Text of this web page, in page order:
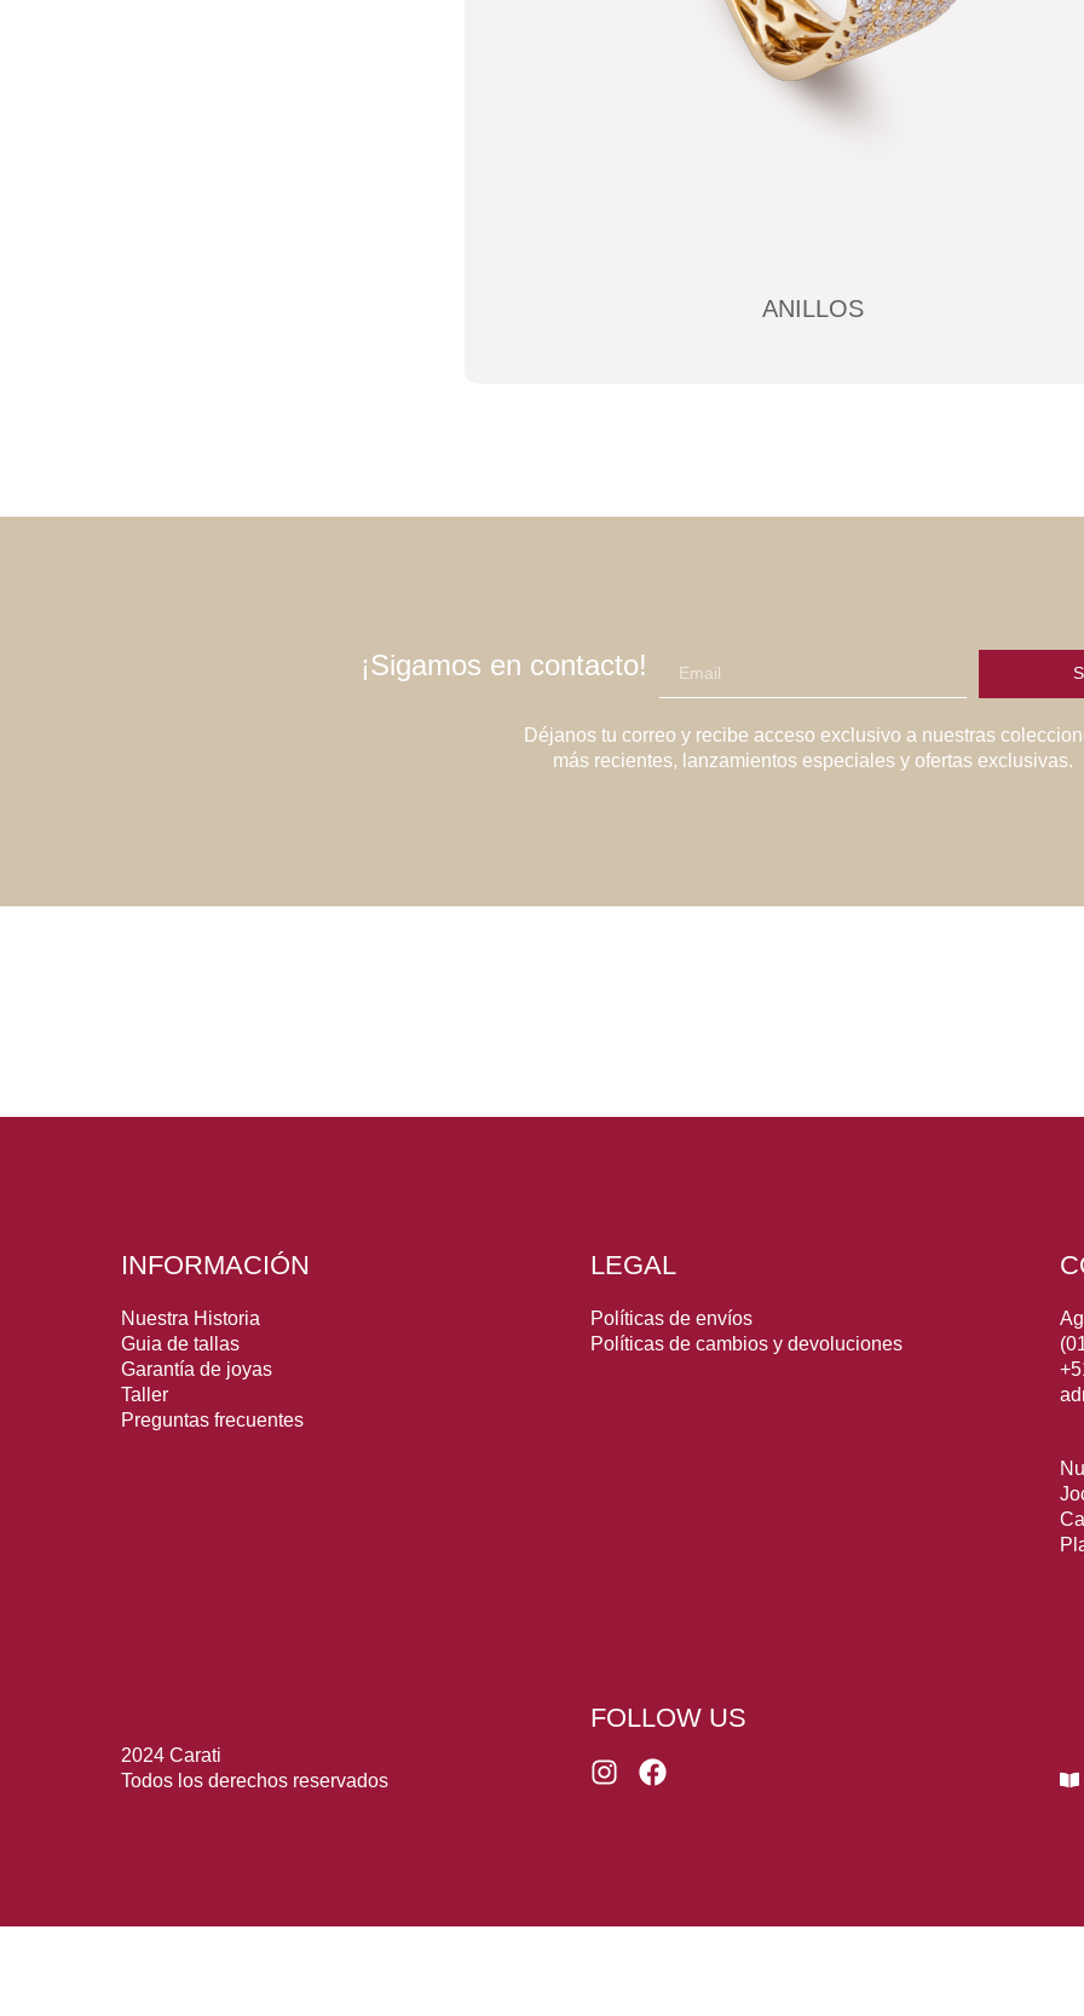
ANILLOS
¡Sigamos en contacto!
Déjanos tu correo y recibe acceso exclusivo a nuestras
más recientes, lanzamientos especiales y ofertas exclusivas.
INFORMACIÓN
Nuestra Historia
Guia de tallas
Garantía de joyas
Taller
Preguntas frecuentes
LEGAL
Políticas de envíos
Políticas de cambios y devoluciones
2024 Carati
Todos los derechos reservados
FOLLOW US